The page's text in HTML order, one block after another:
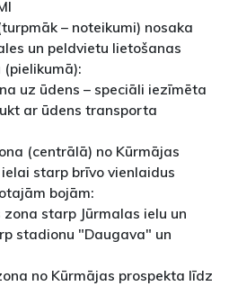
– noteikumi) nosaka
un peldvietu lietošanas
uz ūdens – speciāli iezīmēta
ar ūdens transporta
(centrālā) no Kūrmājas
starp brīvo vienlaidus
bojām:
starp Jūrmalas ielu un
stadionu "Daugava" un
no Kūrmājas prospekta līdz